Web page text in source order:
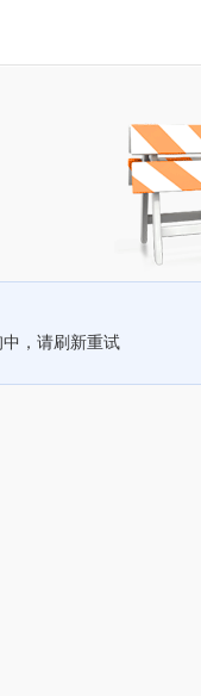
，请刷新重试